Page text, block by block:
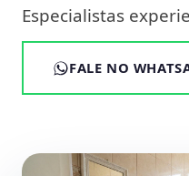
Especialistas
FALE NO